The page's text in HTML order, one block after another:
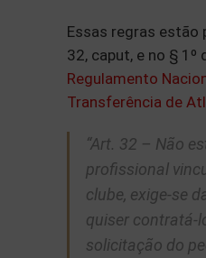
Essas regras
32, caput, e no §
Regulamento
Transferência de
“Art. 32 – Não
profissional
clube, exige-se
quiser contratá-
solicitação do